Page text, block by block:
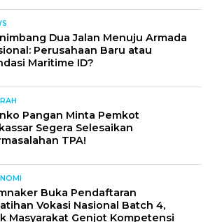
Dua Jalan Menuju Armada
Perusahaan Baru atau
Maritime ID?
Pangan Minta Pemkot
Segera Selesaikan
TPA!
Buka Pendaftaran
Vokasi Nasional Batch 4,
Masyarakat Genjot Kompetensi